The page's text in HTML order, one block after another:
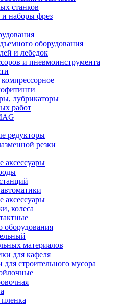
станков
наборы фрез
оборудования
и лебедок
и пневмоинструмента
лубрикаторы
работ
редукторы
резки
аксессуары
аксессуары
колеса
оборудования
материалов
для кафеля
строительного мусора